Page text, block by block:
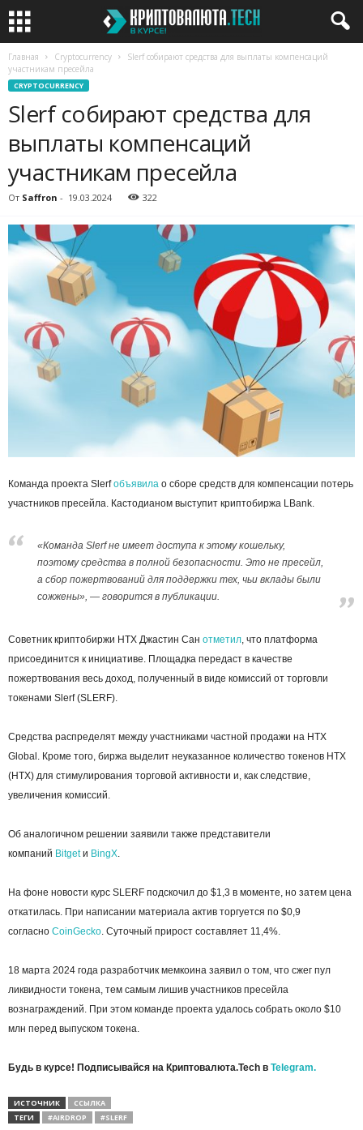
Главная Cryptocurrency
Slerf собирают средства для выплаты компенсаций
участникам пресейла
CRYPTOCURRENCY
Slerf собирают средства для
выплаты компенсаций
участникам пресейла
От Saffron - 19.03.2024 322
Команда проекта Slerfобъявила о сборе средств для компенсации потерь
участников пресейла. Кастодианом выступит криптобиржа LBank.
«Команда Slerf не имеет доступа к этому кошельку,
поэтому средства в полной безопасности. Это не пресейл,
а сбор пожертвований для поддержки тех, чьи вклады были
сожжены», — говорится в публикации.
Советник криптобиржи HTX Джастин Сан отметил, что платформа
присоединится к инициативе. Площадка передаст в качестве
пожертвования весь доход, полученный в виде комиссий от торговли
токенами Slerf (SLERF).
Средства распределят между участниками частной продажи на HTX
Global. Кроме того, биржа выделит неуказанное количество токенов HTX
(HTX) для стимулирования торговой активности и, как следствие,
увеличения комиссий.
Об аналогичном решении заявили также представители
компаний Bitgetи BingX.
На фоне новости курс SLERF подскочил до $1,3 в моменте, но затем цена
откатилась. При написании материала актив торгуется по $0,9
согласно CoinGecko. Суточный прирост составляет 11,4%.
18 марта 2024 года разработчик мемкоина заявил о том, что сжег пул
ликвидности токена, тем самым лишив участников пресейла
вознаграждений. При этом команде проекта удалось собрать около $10
млн перед выпуском токена.
Будь в курсе! Подписывайся на Криптовалюта.Tech в Telegram.
ИСТОЧНИК
ССЫЛКА
ТЕГИ
#AIRDROP #SLERF